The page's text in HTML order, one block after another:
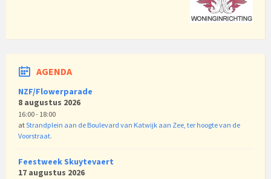
AGENDA
NZF/Flowerparade
8 augustus 2026
16:00 - 18:00
atStrandplein aan de Boulevard van Katwijk aan Zee, ter hoogte van de
Voorstraat.
Feestweek Skuytevaert
17 augustus 2026